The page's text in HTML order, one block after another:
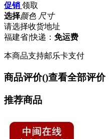
促销 领取
选择颜色 尺寸
请选择收货地址
福建省|快递： 免运费
本商品支持邮乐卡支付
商品评价()查看全部评价
推荐商品